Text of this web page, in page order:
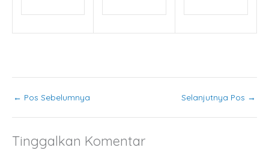
← Pos Sebelumnya Selanjutnya Pos →
Tinggalkan Komentar